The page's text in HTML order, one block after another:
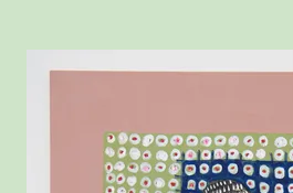
Agrandir